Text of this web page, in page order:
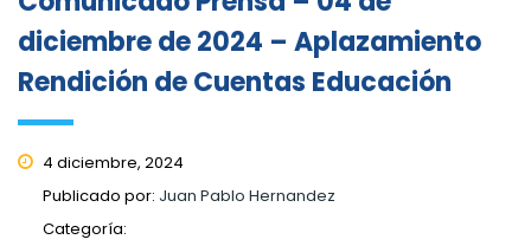
diciembre de 2024 – Aplazamiento
Rendición de Cuentas Educación
4 diciembre, 2024
Publicado por: Juan Pablo Hernandez
Categoría: